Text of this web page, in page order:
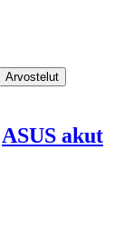
Arvostelut
ASUS akut